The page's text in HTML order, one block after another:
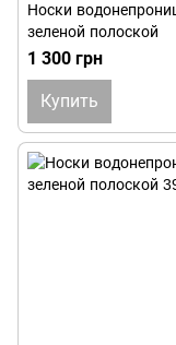
Носки
зеленой полоской
1 300 грн
Купить